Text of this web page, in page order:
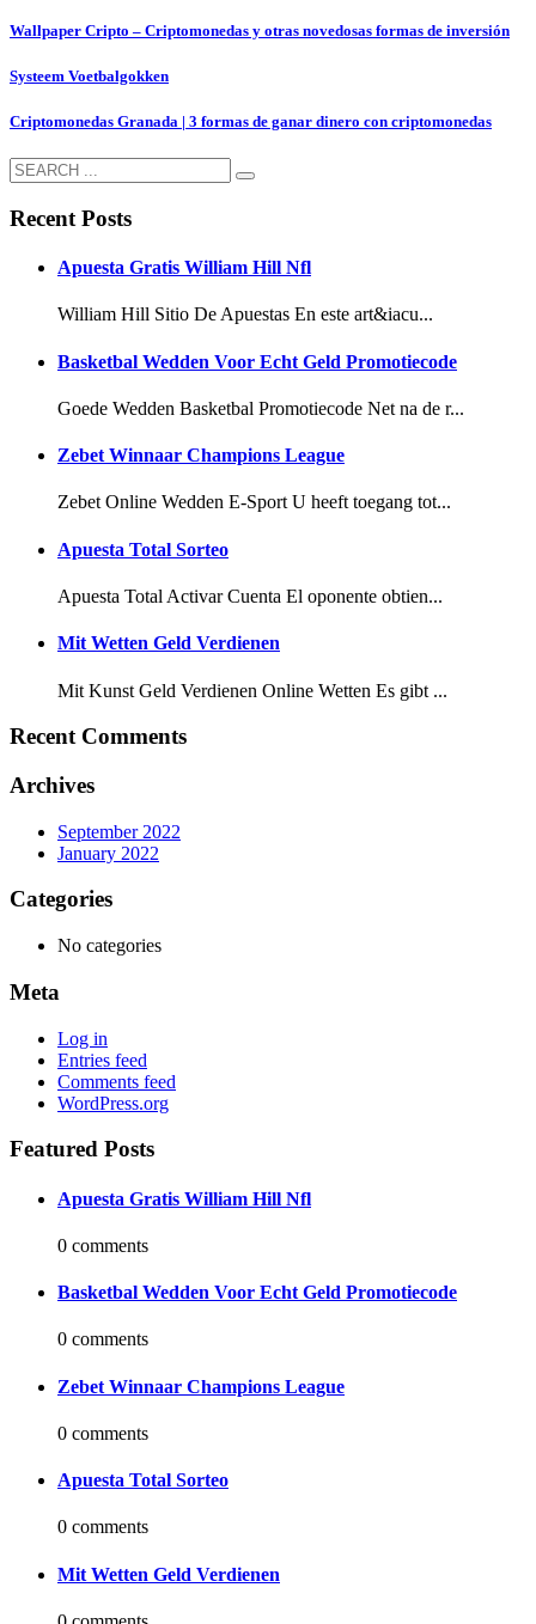
Wallpaper Cripto – Criptomonedas y otras novedosas formas de inversión
Systeem Voetbalgokken
Criptomonedas Granada | 3 formas de ganar dinero con criptomonedas
Recent Posts
Apuesta Gratis William Hill Nfl
William Hill Sitio De Apuestas En este art&iacu...
Basketbal Wedden Voor Echt Geld Promotiecode
Goede Wedden Basketbal Promotiecode Net na de r...
Zebet Winnaar Champions League
Zebet Online Wedden E-Sport U heeft toegang tot...
Apuesta Total Sorteo
Apuesta Total Activar Cuenta El oponente obtien...
Mit Wetten Geld Verdienen
Mit Kunst Geld Verdienen Online Wetten Es gibt ...
Recent Comments
Archives
September 2022
January 2022
Categories
No categories
Meta
Log in
Entries feed
Comments feed
WordPress.org
Featured Posts
Apuesta Gratis William Hill Nfl
0 comments
Basketbal Wedden Voor Echt Geld Promotiecode
0 comments
Zebet Winnaar Champions League
0 comments
Apuesta Total Sorteo
0 comments
Mit Wetten Geld Verdienen